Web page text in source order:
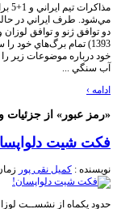
مي‌شود. طرف ايراني در
آب سنگي ...
ادامه ›
«رمز عبور» از جزئیات
فکت شیت
نویسنده : کمیل نقی پور
حدود یکماه از نشســت